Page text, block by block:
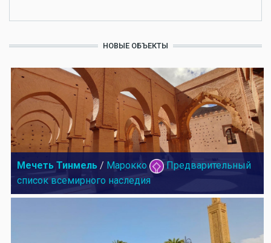
НОВЫЕ ОБЪЕКТЫ
Мечеть Тинмель / Марокко
Предварительный
список всемирного наследия